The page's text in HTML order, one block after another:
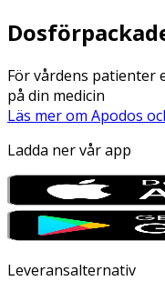
För vårdens patienter
på din medicin
Läs mer om Apodos
Ladda ner vår app
Leveransalternativ